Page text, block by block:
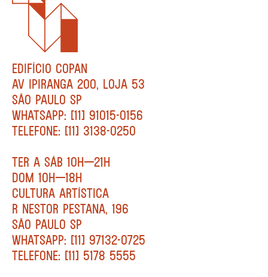
EDIFÍCIO COPAN
AV IPIRANGA 200, LOJA 53
SÃO PAULO SP
WHATSAPP: [11] 91015-0156
TELEFONE: [11] 3138-0250
TER A SÁB 10H—21H
DOM 10H—18H
CULTURA ARTÍSTICA
R NESTOR PESTANA, 196
SÃO PAULO SP
WHATSAPP: [11] 97132-0725
TELEFONE: [11] 5178 5555